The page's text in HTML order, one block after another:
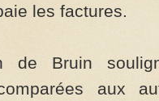
les factures.
de Bruin
aux